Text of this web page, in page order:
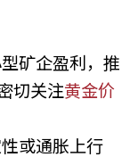
矿企盈利，推
切关注黄金价
或通胀上行